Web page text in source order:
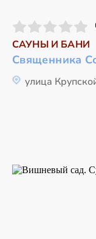
САУНЫ И БАНИ
Священника
улица